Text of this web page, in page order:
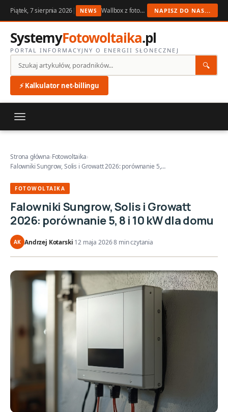
Piątek, 7 sierpnia 2026| NEWS Wallbox z fotowoltaiką 2026: ładowanie auta z nadwyżek PV NAPISZ DO NAS...
SystemyFotowoltaika.pl
PORTAL INFORMACYJNY O ENERGII SŁONECZNEJ
🔍
⚡ Kalkulator net-billingu
Strona główna›Fotowoltaika›
Falowniki Sungrow, Solis i Growatt 2026: porównanie 5,…
FOTOWOLTAIKA
Falowniki Sungrow, Solis i Growatt
2026: porównanie 5, 8 i 10 kW dla domu
AK Andrzej Kotarski·12 maja 2026·8 min czytania